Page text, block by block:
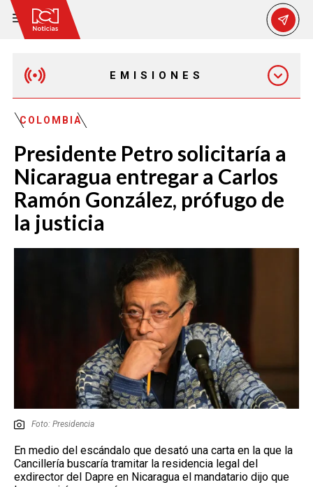
EMISIONES
EMISIÓN 12:30 PM
EMISIÓN 7:00 PM
EMISIÓN 11:30 PM
COLOMBIA
Presidente Petro solicitaría a
Nicaragua entregar a Carlos
Ramón González, prófugo de
la justicia
Foto: Presidencia
En medio del escándalo que desató una carta en la que la
Cancillería buscaría tramitar la residencia legal del
exdirector del Dapre en Nicaragua el mandatario dijo que